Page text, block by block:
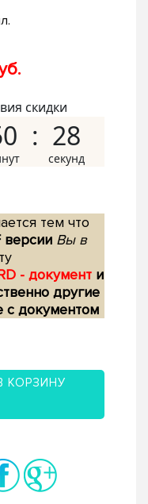
скидки
28
тем что
версии Вы в
- документ и
другие
с документом
КОРЗИНУ